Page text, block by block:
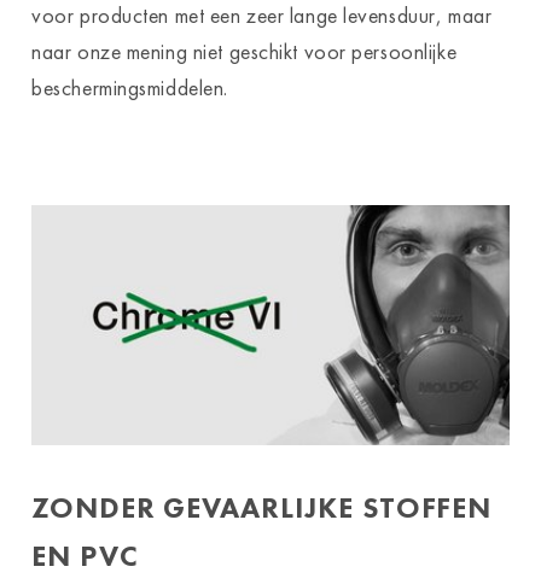
voor producten met een zeer lange levensduur, maar
naar onze mening niet geschikt voor persoonlijke
beschermingsmiddelen.
ZONDER GEVAARLIJKE STOFFEN
EN PVC